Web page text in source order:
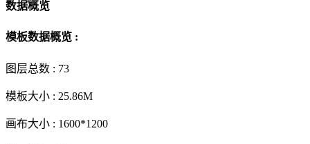
数据概览
模板数据概览 :
图层总数 : 73
模板大小 : 25.86M
画布大小 : 1600*1200